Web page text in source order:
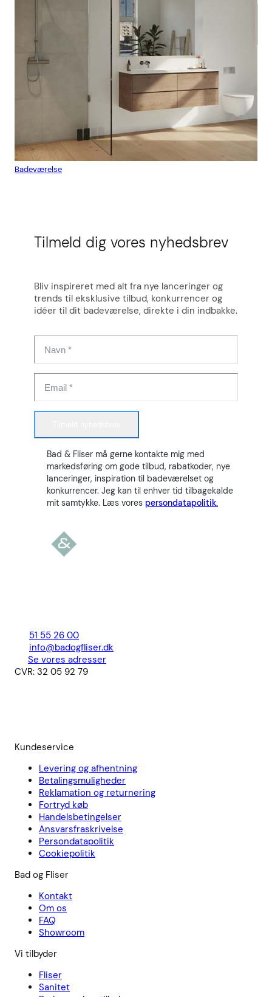
Badeværelse
Tilmeld dig vores nyhedsbrev
Bliv inspireret med alt fra nye lanceringer og
trends til eksklusive tilbud, konkurrencer og
idéer til dit badeværelse, direkte i din indbakke.
Bad & Fliser må gerne kontakte mig med
markedsføring om gode tilbud, rabatkoder, nye
lanceringer, inspiration til badeværelset og
konkurrencer. Jeg kan til enhver tid tilbagekalde
mit samtykke. Læs vores persondatapolitik.
51 55 26 00
info@badogfliser.dk
Se vores adresser
CVR: 32 05 92 79
Kundeservice
Levering og afhentning
Betalingsmuligheder
Reklamation og returnering
Fortryd køb
Handelsbetingelser
Ansvarsfraskrivelse
Persondatapolitik
Cookiepolitik
Bad og Fliser
Kontakt
Om os
FAQ
Showroom
Vi tilbyder
Fliser
Sanitet